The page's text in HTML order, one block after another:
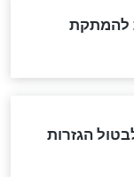
השנים"